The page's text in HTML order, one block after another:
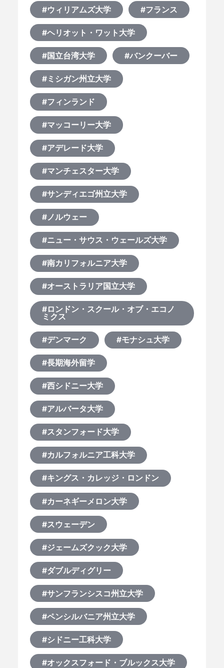
#ウィリアムズ大学 #フランス
#ヘリオット・ワット大学
#国立台湾大学 #バンクーバー
#ミシガン州立大学
#フィンランド
#マッコーリー大学
#アデレード大学
#マンチェスター大学
#サンディエゴ州立大学
#ノルウェー
#ニュー・サウス・ウェールズ大学
#南カリフォルニア大学
#オーストラリア国立大学
#ロンドン・スクール・オブ・エコノ
ミクス
#デンマーク #モナシュ大学
#長期海外留学
#西シドニー大学
#アルバータ大学
#スタンフォード大学
#カルフォルニア工科大学
#キングス・カレッジ・ロンドン
#カーネギーメロン大学
#スウェーデン
#ジェームズクック大学
#ダブルディグリー
#サンフランシスコ州立大学
#ペンシルバニア州立大学
#シドニー工科大学
#オックスフォード・ブルックス大学